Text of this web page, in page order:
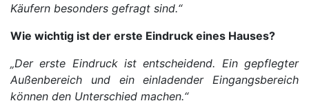
Käufern besonders gefragt sind.“
Wie wichtig ist der erste Eindruck eines Hauses?
„Der erste Eindruck ist entscheidend. Ein gepflegter
Außenbereich und ein einladender Eingangsbereich
können den Unterschied machen.“